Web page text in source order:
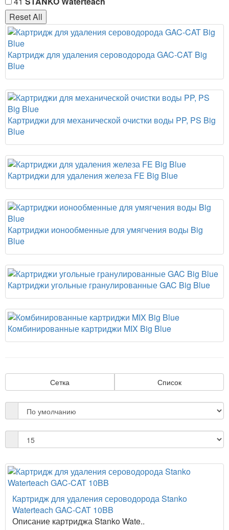
Картридж для удаления сероводорода GAC-CAT Big
Blue
Картриджи для механической очистки воды PP, PS Big
Blue
Картриджи для удаления железа FE Big Blue
Картриджи ионообменные для умягчения воды Big
Blue
Картриджи угольные гранулированные GAC Big Blue
Комбинированные картриджи MIX Big Blue
Сетка Список
Картридж для удаления сероводорода Stanko
Waterteach GAC-CAT 10BB
Описание картриджа Stanko Wate..